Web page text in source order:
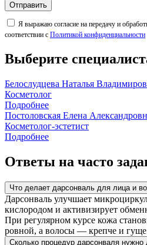
Отправить
Я выражаю согласие на передачу и
соответствии с Политикой конфиденциальности
Выберите
Белослудцева Наталья
Косметолог
Подробнее
Постоловская Елена
Косметолог-эстетист
Подробнее
Ответы на часто
Что делает дарсонваль для лица и
Дарсонваль улучшает
кислородом и активизирует
При регулярном курсе кожа
ровной, а волосы — крепче и
Сколько процедур дарсонваля